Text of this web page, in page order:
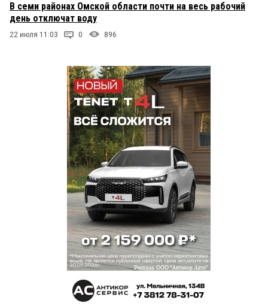
В семи районах Омской области почти на весь рабочий
день отключат воду
22 июля 11:03 0 896